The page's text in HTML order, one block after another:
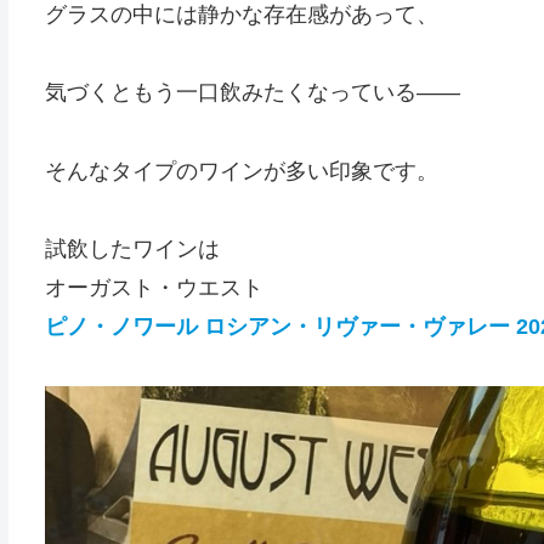
グラスの中には静かな存在感があって、
気づくともう一口飲みたくなっている——
そんなタイプのワインが多い印象です。
試飲したワインは
オーガスト・ウエスト
ピノ・ノワール ロシアン・リヴァー・ヴァレー